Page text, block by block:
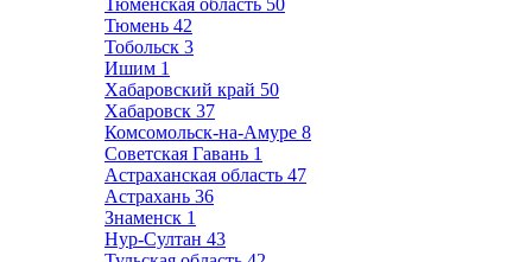
Тюменская область 50
Тюмень 42
Тобольск 3
Ишим 1
Хабаровский край 50
Хабаровск 37
Комсомольск-на-Амуре 8
Советская Гавань 1
Астраханская область 47
Астрахань 36
Знаменск 1
Нур-Султан 43